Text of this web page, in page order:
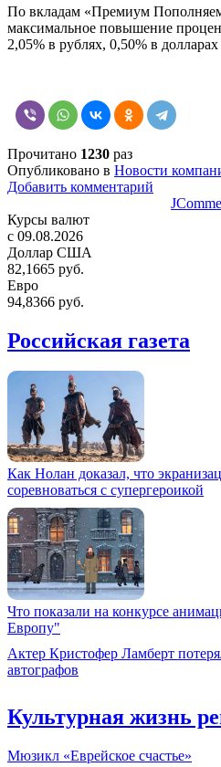
По вкладам «Премиум
максимальное повышение
2,05% в рублях, 0,50% в
Прочитано 1230 раз
Опубликовано в Новости
Добавить комментарий
Курсы валют
c 09.08.2026
Доллар США
82,1665 руб.
Евро
94,8366 руб.
Российская газета
Как Нолан доказал, что
соревноваться с супергероикой
Что показали на конкурсе
Европу"
Актер Кристофер Ламберт
автографов
Культурная жизнь
Мюзикл «Еврейское счастье»